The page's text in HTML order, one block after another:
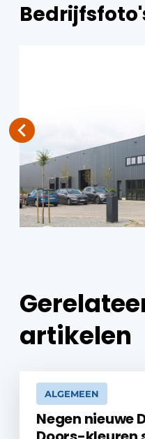
artikelen
ALGEMEEN
Negen nieuwe